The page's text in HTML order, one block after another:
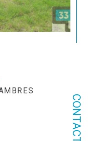
CONTACT